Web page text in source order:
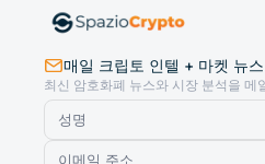
매일 크립토 인텔 + 마켓 뉴스
최신 암호화폐 뉴스와 시장 분석을 메